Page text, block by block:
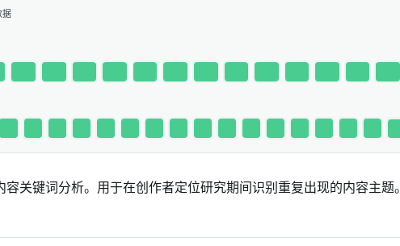
据
关键词分析。用于在创作者定位研究期间识别重复出现的内容主题。